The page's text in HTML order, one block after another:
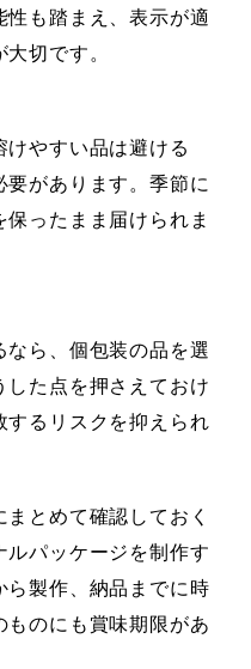
性も踏まえ、表示が適
切です。
けやすい品は避ける
があります。季節に
ったまま届けられま
なら、個包装の品を選
した点を押さえておけ
するリスクを抑えられ
とめて確認しておく
ルパッケージを制作す
ら製作、納品までに時
ものにも賞味期限があ